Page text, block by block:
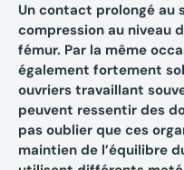
Un contact prolongé au
compression au niveau
fémur. Par la même
également fortement
ouvriers travaillant
peuvent ressentir des
pas oublier que ces
maintien de l’équilibre